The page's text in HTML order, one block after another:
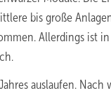
bis große
Allerdings ist
auslaufen.